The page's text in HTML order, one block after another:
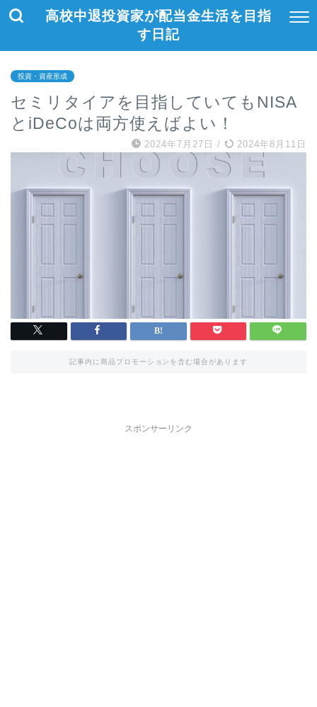
高校中退投資家が配当金生活を目指
す日記
投資・資産形成
セミリタイアを目指していてもNISA
とiDeCoは両方使えばよい！
2024年7月27日 / 2024年8月11日
記事内に商品プロモーションを含む場合があります
スポンサーリンク